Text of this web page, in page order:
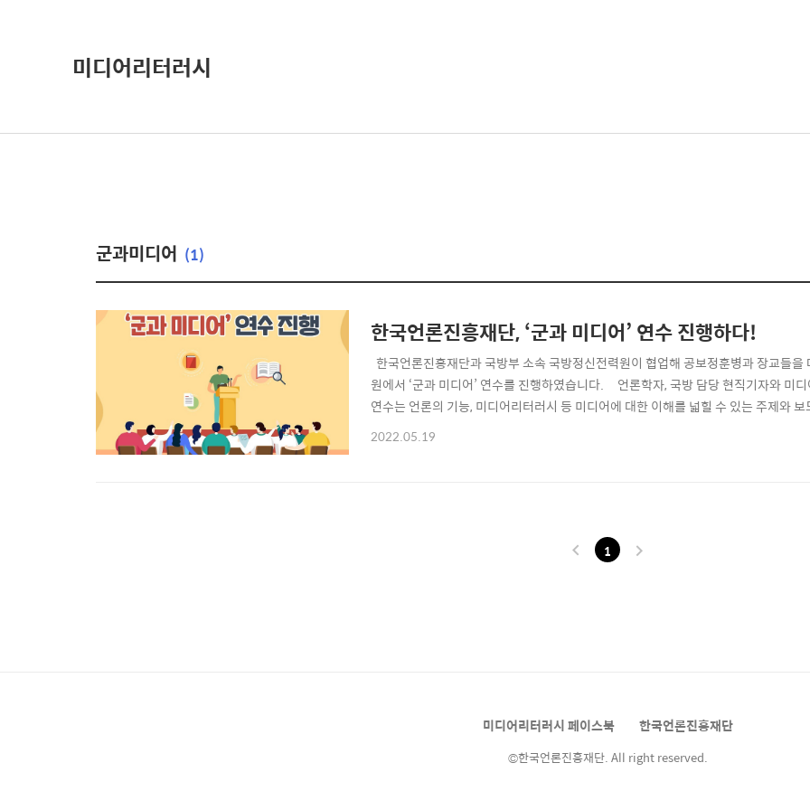
미디어리터러시
군과미디어 (1)
한국언론진흥재단, ‘군과 미디어’ 연수 진행하다!
한국언론진흥재단과 국방부 소속 국방정신전력원이 협업해 공보정훈병과 장교들
원에서 ‘군과 미디어’ 연수를 진행하였습니다. ​ ​ ​ ​ 언론학자, 국방 담당 현직기자와 미
연수는 언론의 기능, 미디어리터러시 등 미디어에 대한 이해를 넓힐 수 있는 주제와
으로 구성 되었습니다. ​ ​ ​ ​ 첫날은 미디어오늘 정철운 기자의 ‘미디어와 선전’, SBS 박
2022.05.19
1
미디어리터러시 페이스북 한국언론진흥재단
©한국언론진흥재단. All right reserved.